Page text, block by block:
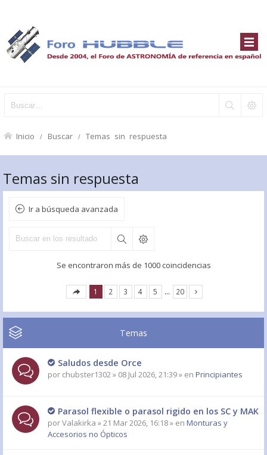
Inicio Buscar Temas sin respuesta
Temas sin respuesta
Ir a búsqueda avanzada
Se encontraron más de 1000 coincidencias
1 2 3 4 5 … 20
Temas
Saludos desde Orce
por chubster1302» 08 Jul 2026, 21:39 » en Principiantes
Parasol flexible o parasol rigido en los SC y MAK
porValakirka » 21 Mar 2026, 16:18 » en Monturas y
Accesorios no Ópticos